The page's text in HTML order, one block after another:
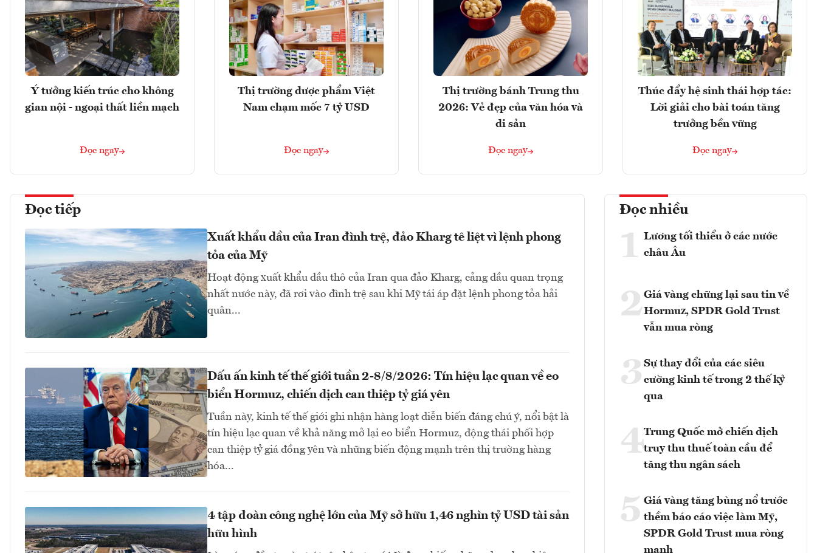
Ý tưởng kiến trúc cho không
gian nội - ngoại thất liền mạch
Đọc ngay
Thị trường dược phẩm Việt
Nam chạm mốc 7 tỷ USD
Đọc ngay
Thị trường bánh Trung thu
2026: Vẻ đẹp của văn hóa và
di sản
Đọc ngay
Thúc đẩy hệ sinh thái hợp tác:
Lời giải cho bài toán tăng
trưởng bền vững
Đọc ngay
Đọc tiếp
Xuất khẩu dầu của Iran đình trệ, đảo Kharg tê liệt vì lệnh phong
tỏa của Mỹ
Hoạt động xuất khẩu dầu thô của Iran qua đảo Kharg, cảng dầu quan trọng
nhất nước này, đã rơi vào đình trệ sau khi Mỹ tái áp đặt lệnh phong tỏa hải
quân...
Dấu ấn kinh tế thế giới tuần 2-8/8/2026: Tín hiệu lạc quan về eo
biển Hormuz, chiến dịch can thiệp tỷ giá yên
Tuần này, kinh tế thế giới ghi nhận hàng loạt diễn biến đáng chú ý, nổi bật là
tín hiệu lạc quan về khả năng mở lại eo biển Hormuz, động thái phối hợp
can thiệp tỷ giá đồng yên và những biến động mạnh trên thị trường hàng
hóa...
4 tập đoàn công nghệ lớn của Mỹ sở hữu 1,46 nghìn tỷ USD tài sản
hữu hình
Đọc nhiều
1 Lương tối thiểu ở các nước
châu Âu
2Giá vàng chững lại sau tin về
Hormuz, SPDR Gold Trust
vẫn mua ròng
3 Sự thay đổi của các siêu
cường kinh tế trong 2 thế kỷ
qua
4Trung Quốc mở chiến dịch
truy thu thuế toàn cầu để
tăng thu ngân sách
5 Giá vàng tăng bùng nổ trước
thềm báo cáo việc làm Mỹ,
SPDR Gold Trust mua ròng
mạnh